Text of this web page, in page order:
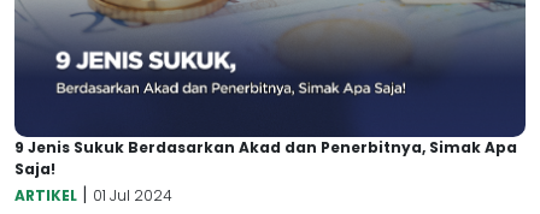
9 Jenis Sukuk Berdasarkan Akad dan Penerbitnya, Simak Apa
Saja!
ARTIKEL | 01 Jul 2024